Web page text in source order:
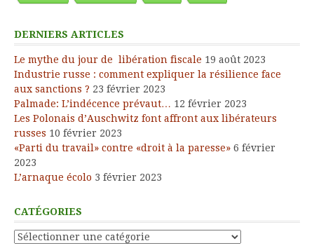
DERNIERS ARTICLES
Le mythe du jour de libération fiscale 19 août 2023
Industrie russe : comment expliquer la résilience face
aux sanctions ? 23 février 2023
Palmade: L’indécence prévaut… 12 février 2023
Les Polonais d’Auschwitz font affront aux libérateurs
russes 10 février 2023
«Parti du travail» contre «droit à la paresse» 6 février
2023
L’arnaque écolo 3 février 2023
CATÉGORIES
Catégories